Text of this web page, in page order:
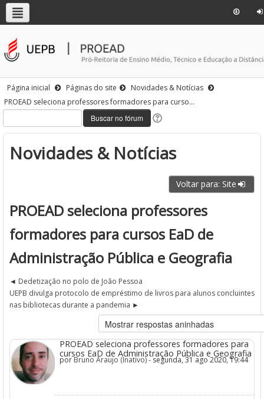
Página inicial Páginas do site
Novidades & Notícias
PROEAD seleciona professores formadores para curso...
Novidades & Notícias
Voltar para: Site
PROEAD seleciona professores
formadores para cursos EaD de
Administração Pública e Geografia
Dedetização no polo de João Pessoa
UEPB divulga protocolo de empréstimo de livros para alunos concluintes
nas bibliotecas durante a pandemia
PROEAD seleciona professores formadores para
cursos EaD de Administração Pública e Geografia
porBruno Araujo (Inativo)- segunda, 31 ago 2020, 19:44